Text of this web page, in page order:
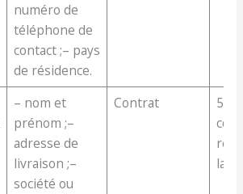
numéro de
téléphone de
contact ;– pays
de résidence.
– nom et
prénom ;–
adresse de
livraison ;–
société ou
Contrat
5
la